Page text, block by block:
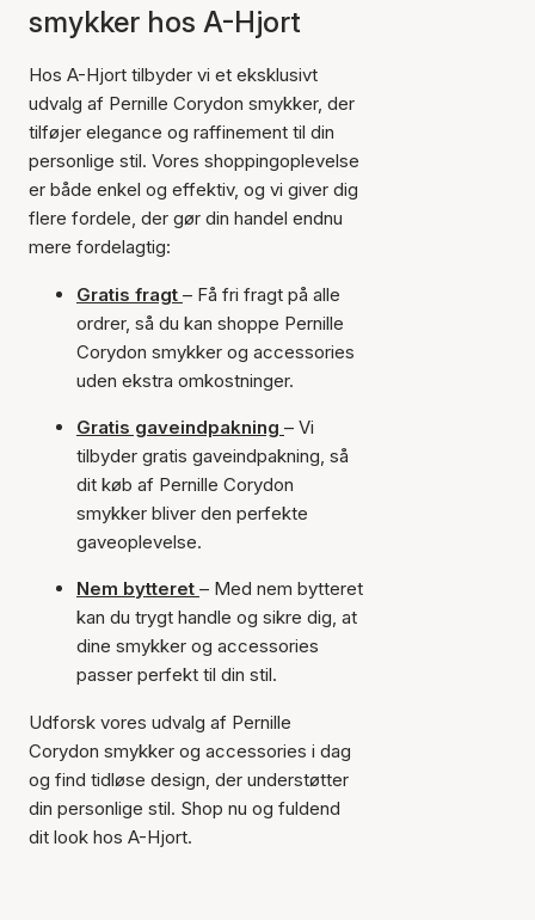
smykker hos A-Hjort
Hos A-Hjort tilbyder vi et eksklusivt
udvalg af Pernille Corydon smykker, der
tilføjer elegance og raffinement til din
personlige stil. Vores shoppingoplevelse
er både enkel og effektiv, og vi giver dig
flere fordele, der gør din handel endnu
mere fordelagtig:
Gratis fragt – Få fri fragt på alle
ordrer, så du kan shoppe Pernille
Corydon smykker og accessories
uden ekstra omkostninger.
Gratis gaveindpakning – Vi
tilbyder gratis gaveindpakning, så
dit køb af Pernille Corydon
smykker bliver den perfekte
gaveoplevelse.
Nem bytteret – Med nem bytteret
kan du trygt handle og sikre dig, at
dine smykker og accessories
passer perfekt til din stil.
Udforsk vores udvalg af Pernille
Corydon smykker og accessories i dag
og find tidløse design, der understøtter
din personlige stil. Shop nu og fuldend
dit look hos A-Hjort.